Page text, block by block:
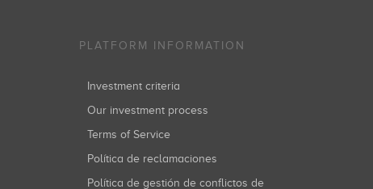
PLATFORM INFORMATION
Investment criteria
Our investment process
Terms of Service
Política de reclamaciones
Política de gestión de conflictos de